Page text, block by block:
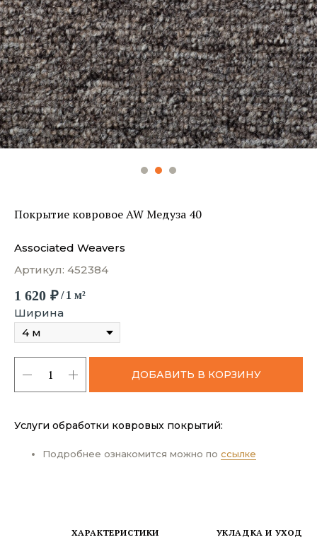
Покрытие ковровое AW Медуза 40
Associated Weavers
Артикул: 452384
1 620 ₽/ 1 м²
Ширина
ДОБАВИТЬ В КОРЗИНУ
Услуги обработки ковровых покрытий:
Подробнее ознакомится можно по ссылке
ХАРАКТЕРИСТИКИ УКЛАДКА И УХОД